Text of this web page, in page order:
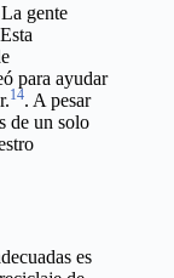
gente
para ayudar
14. A pesar
de un solo
es